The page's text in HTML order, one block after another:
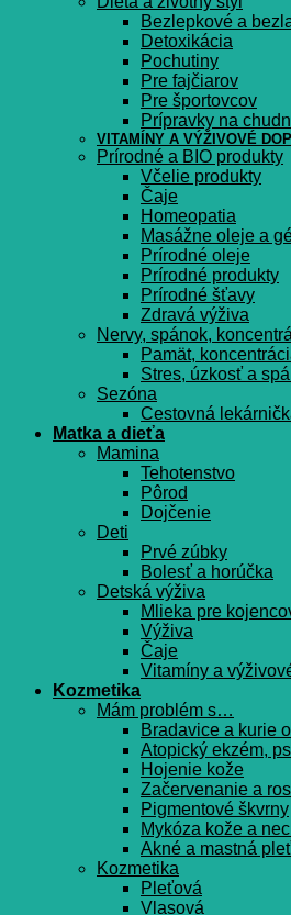
Bezlepkové a
Detoxikácia
Pochutiny
Pre fajčiarov
Pre športovcov
Prípravky na
VITAMÍNY A VÝŽIVOVÉ
Prírodné a BIO produkty
Včelie produkty
Čaje
Homeopatia
Masážne oleje a
Prírodné oleje
Prírodné produkty
Prírodné šťavy
Zdravá výživa
Nervy, spánok,
Pamät,
Stres, úzkosť a
Sezóna
Cestovná
Matka a dieťa
Mamina
Tehotenstvo
Pôrod
Dojčenie
Deti
Prvé zúbky
Bolesť a horúčka
Detská výživa
Mlieka pre
Výživa
Čaje
Vitamíny a
Kozmetika
Mám problém s…
Bradavice a kurie
Atopický ekzém,
Hojenie kože
Začervenanie a
Pigmentové škvrny
Mykóza kože a
Akné a mastná pleť
Kozmetika
Pleťová
Vlasová